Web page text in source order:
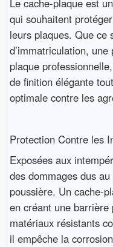
Le cache-plaque est
qui souhaitent
leurs plaques. Que ce
d’immatriculation,
plaque
de finition élégante
optimale contre les
Protection Contre les
Exposées aux
des dommages dus
poussière. Un cache-
en créant une
matériaux résistants
il empêche la